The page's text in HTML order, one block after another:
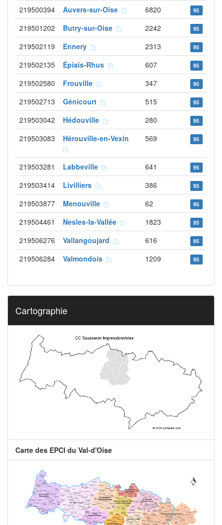
219500394 Auvers-sur-Oise 6820 95
219501202 Butry-sur-Oise 2242 95
219502119 Ennery 2313 95
219502135 Épiais-Rhus 607 95
219502580 Frouville 347 95
219502713 Génicourt 515 95
219503042 Hédouville 280 95
219503083 Hérouville-en-Vexin 569 95
219503281 Labbeville 641 95
219503414 Livilliers 386 95
219503877 Menouville 62 95
219504461 Nesles-la-Vallée 1823 95
219506276 Vallangoujard 616 95
219506284 Valmondois 1209 95
Cartographie
Carte des EPCI du Val-d'Oise